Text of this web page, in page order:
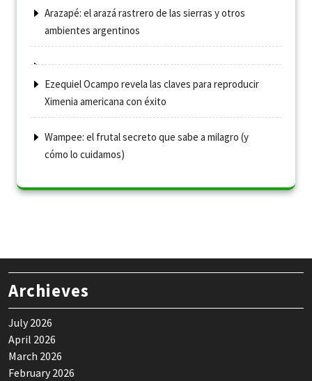
Arazapé: el arazá rastrero de las sierras y otros
ambientes argentinos
Ezequiel Ocampo revela las claves para reproducir
Ximenia americana con éxito
Wampee: el frutal secreto que sabe a milagro (y
cómo lo cuidamos)
Archieves
July 2026
April 2026
March 2026
February 2026